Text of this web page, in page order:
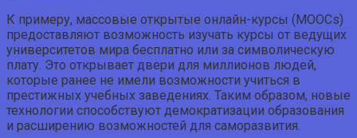
К примеру, массовые открытые онлайн-курсы (MOOCs)
предоставляют возможность изучать курсы от ведущих
университетов мира бесплатно или за символическую
плату. Это открывает двери для миллионов людей,
которые ранее не имели возможности учиться в
престижных учебных заведениях. Таким образом, новые
технологии способствуют демократизации образования
и расширению возможностей для саморазвития.